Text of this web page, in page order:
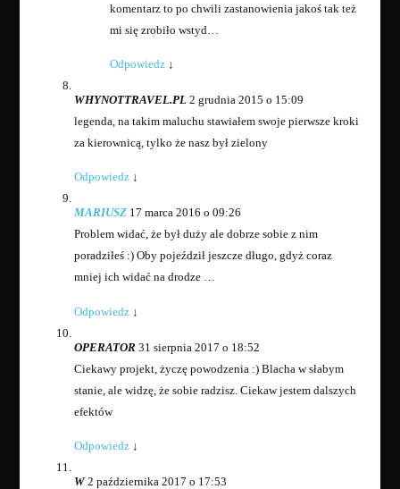
komentarz to po chwili zastanowienia jakoś tak też
mi się zrobiło wstyd…
Odpowiedz ↓
WHYNOTTRAVEL.PL 2 grudnia 2015 o 15:09
legenda, na takim maluchu stawiałem swoje pierwsze kroki
za kierownicą, tylko że nasz był zielony
Odpowiedz ↓
MARIUSZ 17 marca 2016 o 09:26
Problem widać, że był duży ale dobrze sobie z nim
poradziłeś :) Oby pojeździł jeszcze długo, gdyż coraz
mniej ich widać na drodze …
Odpowiedz ↓
OPERATOR 31 sierpnia 2017 o 18:52
Ciekawy projekt, życzę powodzenia :) Blacha w słabym
stanie, ale widzę, że sobie radzisz. Ciekaw jestem dalszych
efektów
Odpowiedz ↓
W2 października 2017 o 17:53